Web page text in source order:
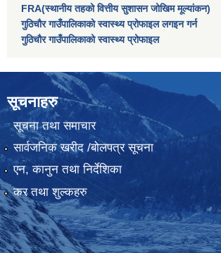
FRA(स्थानीय तहको वित्तीय सुशासन जोखिम मूल्यांकन)
गुठिचौर गाउँपालिकाको स्वास्थ्य प्रोफाइल लगइन गर्न
गुठिचौर गाउँपालिकाको स्वास्थ्य प्रोफाइल
सूचनाहरु
सूचना तथा समाचार
सार्वजनिक खरीद /बोलपत्र सूचना
एन, कानुन तथा निर्देशिका
कर तथा शुल्कहरु